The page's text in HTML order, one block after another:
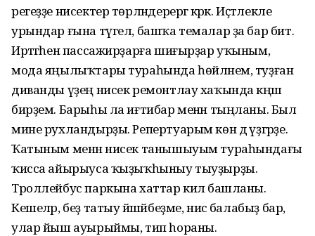
регеҙҙе нисектер төрләндерергә кәрәк. Иҫтәлекле
урындар ғына түгел, башҡа темалар ҙа бар бит.
Иртәгәһен пассажирҙарға шиғыр­ҙар уҡыным,
мода яңылыҡтары тураһында һөйләнем, туҙған
диванды үҙең нисек ремонтлау хаҡында кәңәш
бирҙем. Барыһы ла иғтибар менән тыңланы. Был
мине рух­ландырҙы. Репертуарым көн дә үҙгәрҙе.
Ҡатыным менән нисек танышыуым тураһындағы
ҡисса айырыуса ҡыҙыҡһыныу тыуҙырҙы.
Троллейбус паркына хаттар килә башланы.
Кешеләр, беҙ татыу йәшәй­беҙме, нисә балабыҙ бар,
улар йыш ауырыймы, тип һораны.